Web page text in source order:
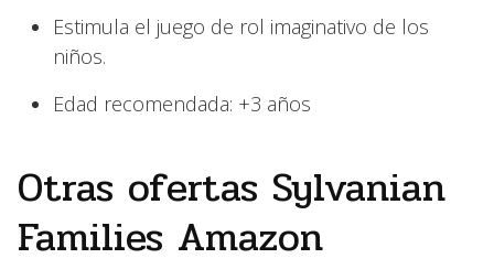
Estimula el juego de rol imaginativo de los
niños.
Edad recomendada: +3 años
Otras ofertas Sylvanian
Families Amazon